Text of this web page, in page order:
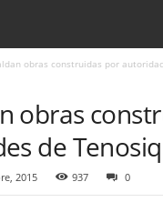
obras construidas por
obras
de
2015 937 0